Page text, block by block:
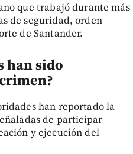
que trabajó durante más
de seguridad, orden
de Santander.
han sido
han reportado la
de participar
y ejecución del